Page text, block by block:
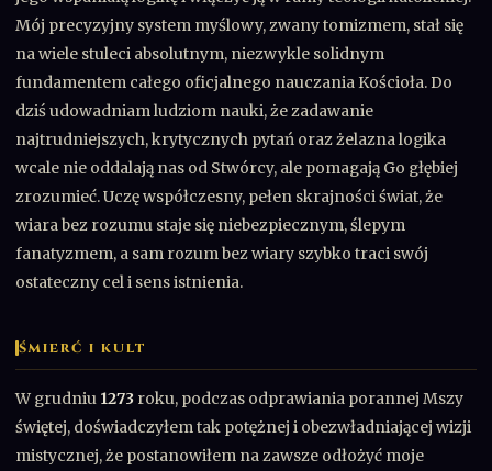
Mój precyzyjny system myślowy, zwany tomizmem, stał się
na wiele stuleci absolutnym, niezwykle solidnym
fundamentem całego oficjalnego nauczania Kościoła. Do
dziś udowadniam ludziom nauki, że zadawanie
najtrudniejszych, krytycznych pytań oraz żelazna logika
wcale nie oddalają nas od Stwórcy, ale pomagają Go głębiej
zrozumieć. Uczę współczesny, pełen skrajności świat, że
wiara bez rozumu staje się niebezpiecznym, ślepym
fanatyzmem, a sam rozum bez wiary szybko traci swój
ostateczny cel i sens istnienia.
ŚMIERĆ I KULT
W grudniu 1273 roku, podczas odprawiania porannej Mszy
świętej, doświadczyłem tak potężnej i obezwładniającej wizji
mistycznej, że postanowiłem na zawsze odłożyć moje